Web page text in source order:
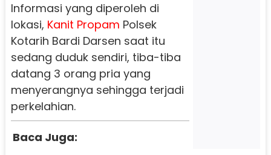
Informasi yang diperoleh di
lokasi, Kanit Propam Polsek
Kotarih Bardi Darsen saat itu
sedang duduk sendiri, tiba-tiba
datang 3 orang pria yang
menyerangnya sehingga terjadi
perkelahian.
Baca Juga: